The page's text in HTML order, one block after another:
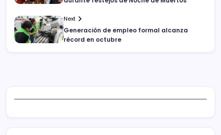
Next
Generación de empleo formal alcanza
récord en octubre